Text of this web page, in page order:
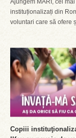
Ajungem MARI, cel
instituționalizați din
voluntari care să ofere
Copiii